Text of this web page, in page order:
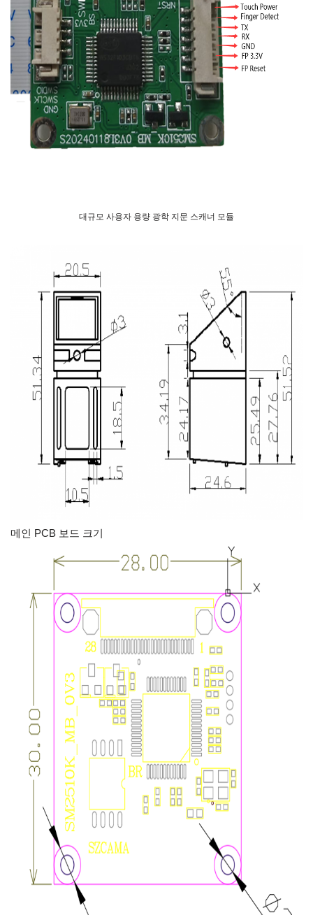
대규모 사용자 용량 광학 지문 스캐너 모듈
메인 PCB 보드 크기